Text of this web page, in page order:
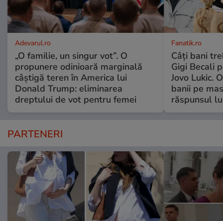
Adevarul.ro
„O familie, un singur vot”. O
propunere odinioară marginală
câștigă teren în America lui
Donald Trump: eliminarea
dreptului de vot pentru femei
Fanatik.ro
Câți bani
Gigi Becali
Jovo Lukic.
banii pe
răspunsul
PARTENERI